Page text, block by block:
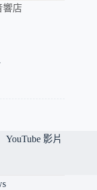
響店
YouTube 影片